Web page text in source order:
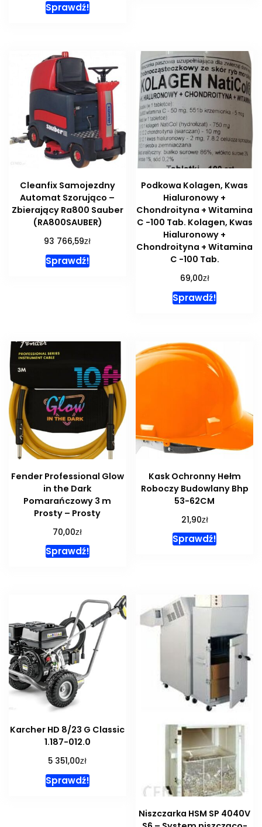
Sprawdź!
Cleanfix Samojezdny
Automat Szorująco –
Zbierający Ra800 Sauber
(RA800SAUBER)
93 766,59zł
Sprawdź!
Podkowa Kolagen, Kwas
Hialuronowy +
Chondroityna + Witamina
C -100 Tab. Kolagen, Kwas
Hialuronowy +
Chondroityna + Witamina
C -100 Tab.
69,00zł
Sprawdź!
Fender Professional Glow
in the Dark
Pomarańczowy 3 m
Prosty – Prosty
70,00zł
Sprawdź!
Kask Ochronny Hełm
Roboczy Budowlany Bhp
53-62CM
21,90zł
Sprawdź!
Karcher HD 8/23 G Classic
1.187-012.0
5 351,00zł
Sprawdź!
Niszczarka HSM SP 4040V